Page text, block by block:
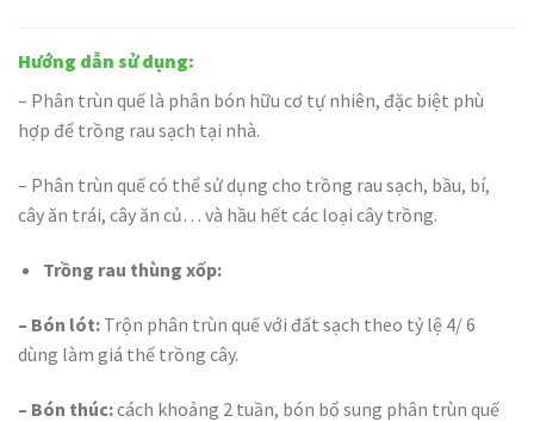
Hướng dẫn sử dụng:
– Phân trùn quế là phân bón hữu cơ tự nhiên, đặc biệt phù
hợp để trồng rau sạch tại nhà.
– Phân trùn quế có thể sử dụng cho trồng rau sạch, bầu, bí,
cây ăn trái, cây ăn củ… và hầu hết các loại cây trồng.
Trồng rau thùng xốp:
– Bón lót: Trộn phân trùn quế với đất sạch theo tỷ lệ 4/ 6
dùng làm giá thể trồng cây.
– Bón thúc:cách khoảng 2 tuần, bón bổ sung phân trùn quế